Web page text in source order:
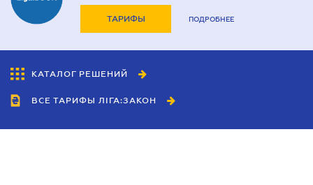
ТАРИФЫ ПОДРОБНЕЕ
КАТАЛОГ РЕШЕНИЙ
ВСЕ ТАРИФЫ ЛІГА:ЗАКОН